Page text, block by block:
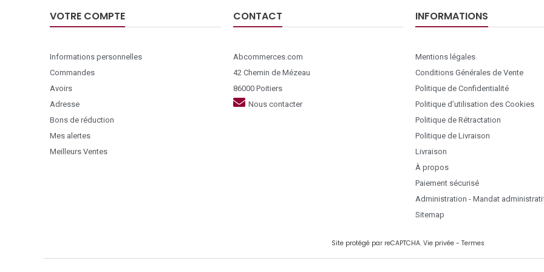
VOTRE COMPTE
Informations personnelles
Commandes
Avoirs
Adresse
Bons de réduction
Mes alertes
Meilleurs Ventes
CONTACT
Abcommerces.com
42 Chemin de Mézeau
86000 Poitiers
Nous contacter
INFORMATIONS
Mentions légales
Conditions Générales de Vente
Politique de Confidentialité
Politique d’utilisation des Cookies
Politique de Rétractation
Politique de Livraison
Livraison
À propos
Paiement sécurisé
Administration - Mandat
Sitemap
Site protégé par reCAPTCHA. Vie privée - Termes